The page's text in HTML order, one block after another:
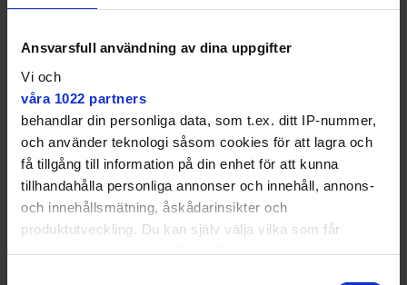
Ansvarsfull användning av dina uppgifter
Vi och
våra 1022 partners
behandlar din personliga data, som t.ex. ditt IP-nummer,
och använder teknologi såsom cookies för att lagra och
få tillgång till information på din enhet för att kunna
tillhandahålla personliga annonser och innehåll, annons-
och innehållsmätning, åskådarinsikter och
produktutveckling. Du kan själv välja vilka som får
Eurovisionvinnaren
svänger förbi Allsång på
Skansen
NYHETER Dara ska sprida glädjefyllt kaos